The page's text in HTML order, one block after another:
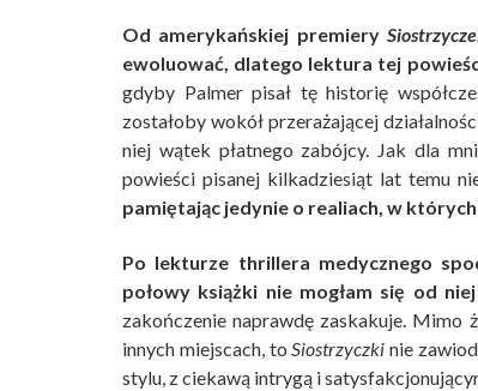
Od amerykańskiej premiery
ewoluować, dlatego lektura tej
gdyby Palmer pisał tę historię
zostałoby wokół przerażającej
niej wątek płatnego zabójcy. Jak dla
powieści pisanej kilkadziesiąt lat temu
pamiętając jedynie o realiach, w
Po lekturze thrillera medycznego
połowy książki nie mogłam się od
zakończenie naprawdę zaskakuje. Mimo
innych miejscach, to Siostrzyczki nie
stylu, z ciekawą intrygą i